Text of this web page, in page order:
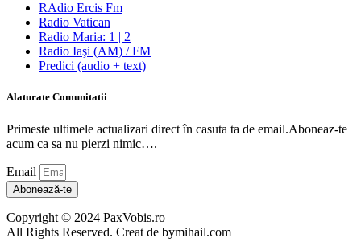
RAdio Ercis Fm
Radio Vatican
Radio Maria: 1 | 2
Radio Iaşi (AM) / FM
Predici (audio + text)
Alaturate Comunitatii
Primeste ultimele actualizari direct în casuta ta de email.Aboneaz-te
acum ca sa nu pierzi nimic….
Email
Abonează-te
Copyright © 2024 PaxVobis.ro
All Rights Reserved. Creat de bymihail.com